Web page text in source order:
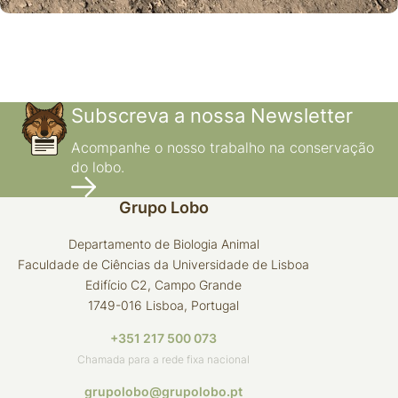
da Peneda‑Gerês – Território de
Homens e Lobos
Ecomuseu do Barroso – A Vezeira e a Serra, Fafião,
Montalegre, 16 junho 2019.
Subscreva a nossa Newsletter
Acompanhe o nosso trabalho na conservação
do lobo.
Grupo Lobo
Departamento de Biologia Animal
Faculdade de Ciências da Universidade de Lisboa
Edifício C2, Campo Grande
1749-016 Lisboa, Portugal
+351 217 500 073
Chamada para a rede fixa nacional
grupolobo@grupolobo.pt